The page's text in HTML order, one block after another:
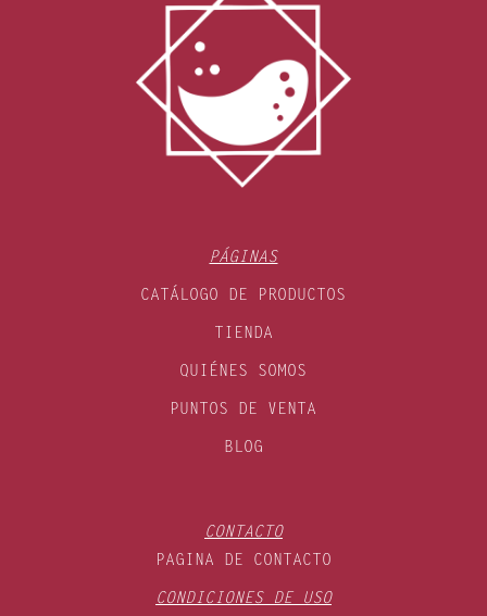
PÁGINAS
CATÁLOGO DE PRODUCTOS
TIENDA
QUIÉNES SOMOS
PUNTOS DE VENTA
BLOG
CONTACTO
PAGINA DE CONTACTO
CONDICIONES DE USO